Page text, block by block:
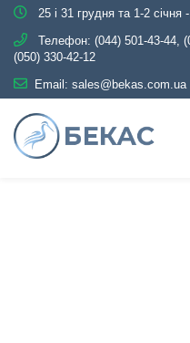
25 і 31 грудня та 1-2
Телефон: (044) 501-43-44,
(050) 330-42-12
Email: sales@bekas.com.ua